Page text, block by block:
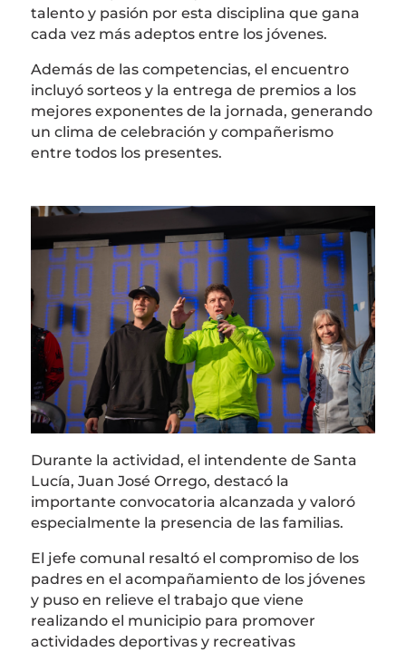
talento y pasión por esta disciplina que gana
cada vez más adeptos entre los jóvenes.
Además de las competencias, el encuentro
incluyó sorteos y la entrega de premios a los
mejores exponentes de la jornada, generando
un clima de celebración y compañerismo
entre todos los presentes.
Durante la actividad, el intendente de Santa
Lucía, Juan José Orrego, destacó la
importante convocatoria alcanzada y valoró
especialmente la presencia de las familias.
El jefe comunal resaltó el compromiso de los
padres en el acompañamiento de los jóvenes
y puso en relieve el trabajo que viene
realizando el municipio para promover
actividades deportivas y recreativas